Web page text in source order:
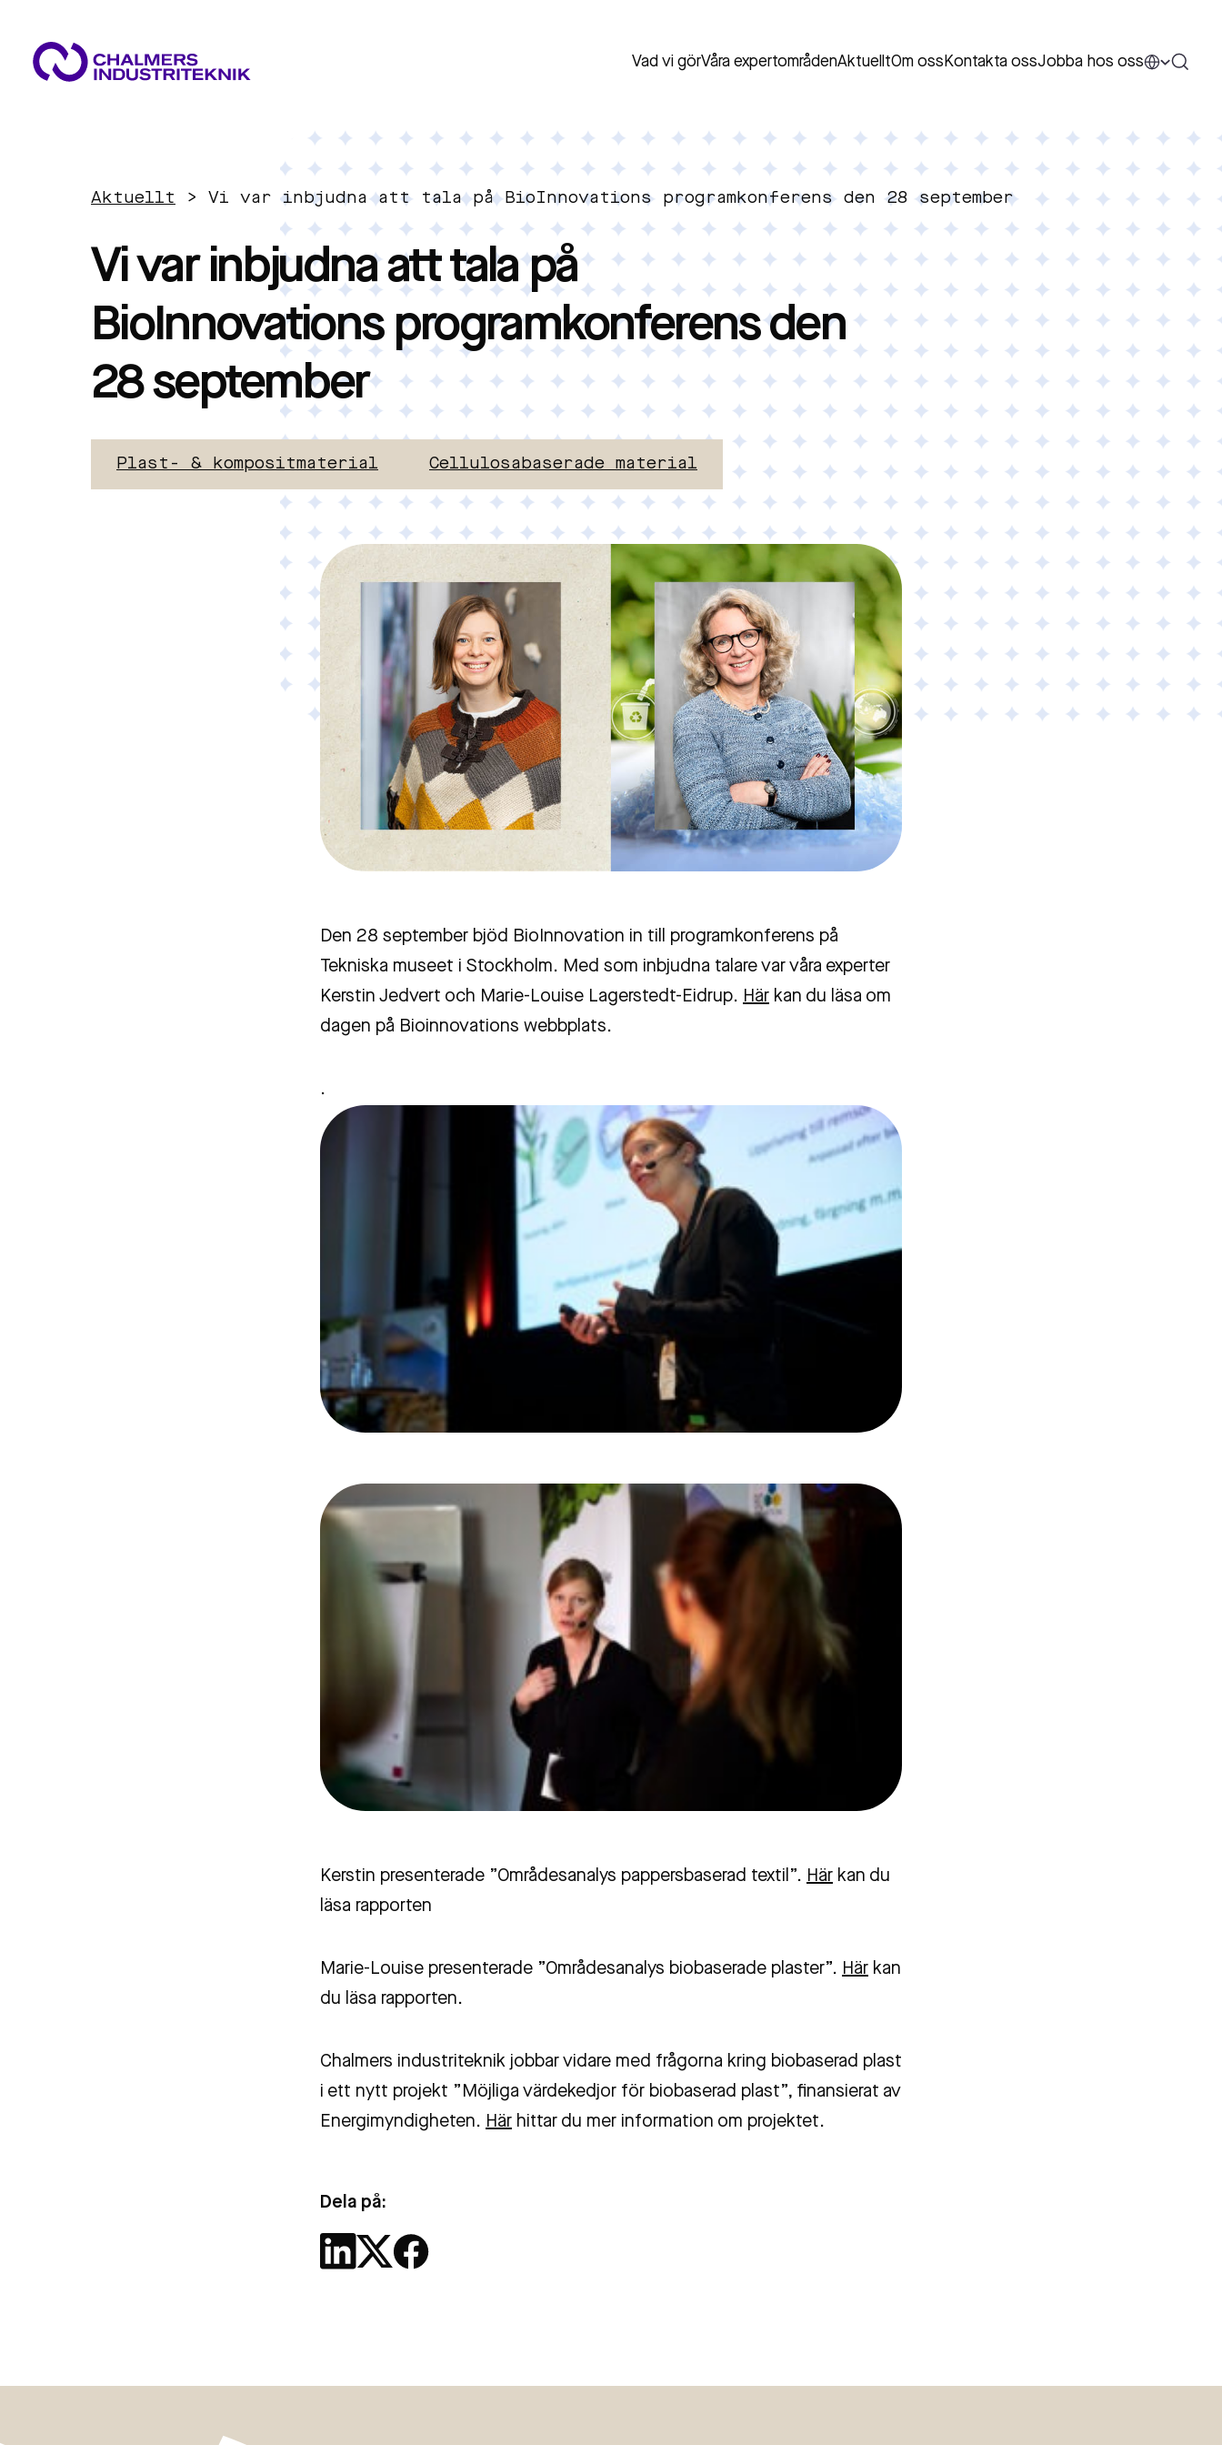
Vad vi görVåra expertområdenAktuelltOm oss Kontakta ossJobba hos oss
Innovationsledning
OM OSS
JOBBA HOS OSS
Aktuellt > Vi var inbjudna att tala på BioInnovations programkonferens den 28 september
Vi var inbjudna att tala på
BioInnovations programkonferens den
28 september
Plast- & kompositmaterial Cellulosabaserade material
Den 28 september bjöd BioInnovation in till programkonferens på
Tekniska museet i Stockholm. Med som inbjudna talare var våra experter
Kerstin Jedvert och Marie-Louise Lagerstedt-Eidrup. Här kan du läsa om
dagen på Bioinnovations webbplats.
.
Kerstin presenterade ”Områdesanalys pappersbaserad textil”. Här kan du
läsa rapporten
Marie-Louise presenterade ”Områdesanalys biobaserade plaster”. Här kan
du läsa rapporten.
Chalmers industriteknik jobbar vidare med frågorna kring biobaserad plast
i ett nytt projekt ”Möjliga värdekedjor för biobaserad plast”, finansierat av
Energimyndigheten. Här hittar du mer information om projektet.
Dela på: